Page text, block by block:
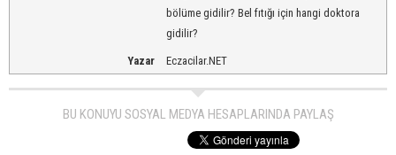
bölüme gidilir? Bel fıtığı için hangi doktora
gidilir?
Yazar Eczacilar.NET
BU KONUYU SOSYAL MEDYA HESAPLARINDA PAYLAŞ